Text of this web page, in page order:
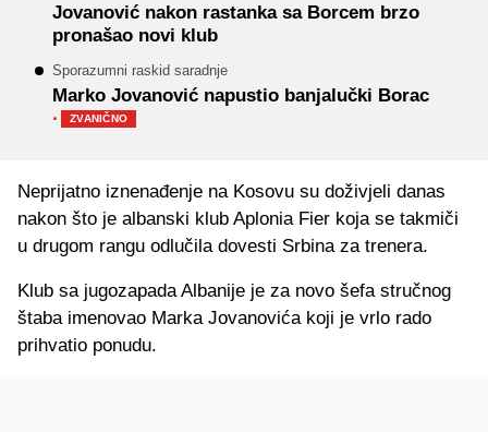
Jovanović nakon rastanka sa Borcem brzo
pronašao novi klub
Sporazumni raskid saradnje
Marko Jovanović napustio banjalučki Borac
· ZVANIČNO
Neprijatno iznenađenje na Kosovu su doživjeli danas
nakon što je albanski klub Aplonia Fier koja se takmiči
u drugom rangu odlučila dovesti Srbina za trenera.
Klub sa jugozapada Albanije je za novo šefa stručnog
štaba imenovao Marka Jovanovića koji je vrlo rado
prihvatio ponudu.